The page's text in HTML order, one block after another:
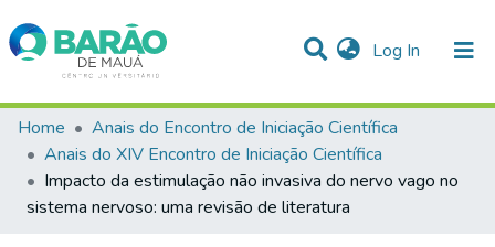
Log In (current)
Communities & Collections
Statistics
All of DSpace
Home
Anais do Encontro de Iniciação Científica
Anais do XIV Encontro de Iniciação Científica
Impacto da estimulação não invasiva do nervo vago no
sistema nervoso: uma revisão de literatura